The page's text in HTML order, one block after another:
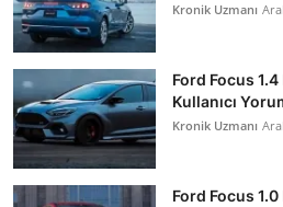
Kronik Uzmanı
Ford Focus
Kullanıcı
Kronik Uzmanı
Ford Focus